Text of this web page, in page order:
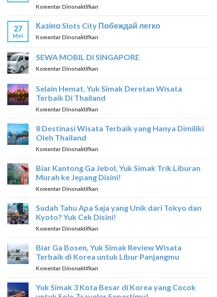
Komentar Dinonaktifkan
Казино
Рейтинг
выигрыш
27
Mei
Кaзіно Slots City Побеждай легко
Komentar Dinonaktifkan
City
SEWA MOBIL DI SINGAPORE
Komentar Dinonaktifkan
DI
SINGAPORE
Selain Hemat, Yuk Simak Deretan Wisata
Terbaik Di Thailand
Komentar Dinonaktifkan
Hemat,
Yuk
Terbaik
Di
8 Destinasi Wisata Terbaik yang Hanya Dimiliki
Oleh Thailand
Komentar Dinonaktifkan
Destinasi
Wisata
Terbaik
Dimiliki
Oleh
Biar Kantong Ga Jebol, Yuk Simak Trik Liburan
Murah ke Jepang Disini!
Komentar Dinonaktifkan
Kantong
Ga
Jebol,
Trik
Liburan
Disini!
Sudah Tahu Apa Saja yang Unik dari Tokyo dan
Kyoto? Yuk Cek Disini!
Komentar Dinonaktifkan
Tahu
Apa
Saja
dari
Tokyo
Biar Ga Bosen, Yuk Simak Review Wisata
Terbaik di Korea untuk Libur Panjangmu
Komentar Dinonaktifkan
Ga
Bosen,
Yuk Simak 3 Kota Besar di Korea yang Cocok